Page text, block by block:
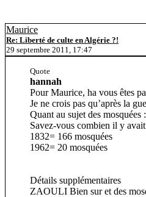
Maurice
Re: Liberté de culte en Algérie ?!
29 septembre 2011, 17:47
Quote
hannah
Pour Maurice, ha vous êtes
Je ne crois pas qu’après la
Quant au sujet des mosquées :
Savez-vous combien il y
1832= 166 mosquées
1962= 20 mosquées
Détails supplémentaires
ZAOULI Bien sur et des